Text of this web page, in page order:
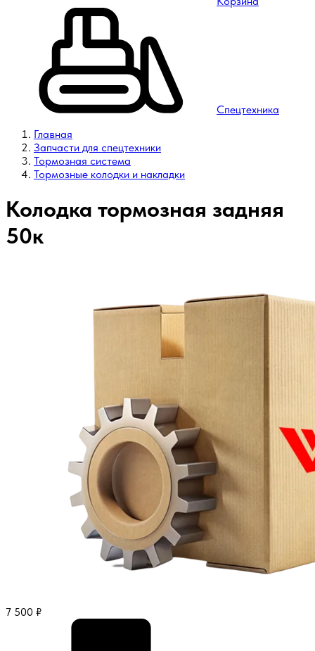
Спецтехника
Главная
Запчасти для спецтехники
Тормозная система
Тормозные колодки и накладки
Колодка тормозная задняя
50к
7 500 ₽